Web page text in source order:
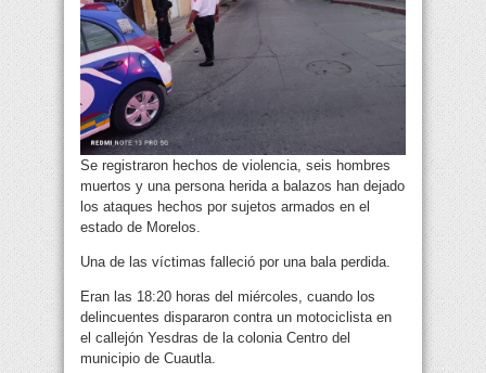
Se registraron hechos de violencia, seis hombres
muertos y una persona herida a balazos han dejado
los ataques hechos por sujetos armados en el
estado de Morelos.
Una de las víctimas falleció por una bala perdida.
Eran las 18:20 horas del miércoles, cuando los
delincuentes dispararon contra un motociclista en
el callejón Yesdras de la colonia Centro del
municipio de Cuautla.